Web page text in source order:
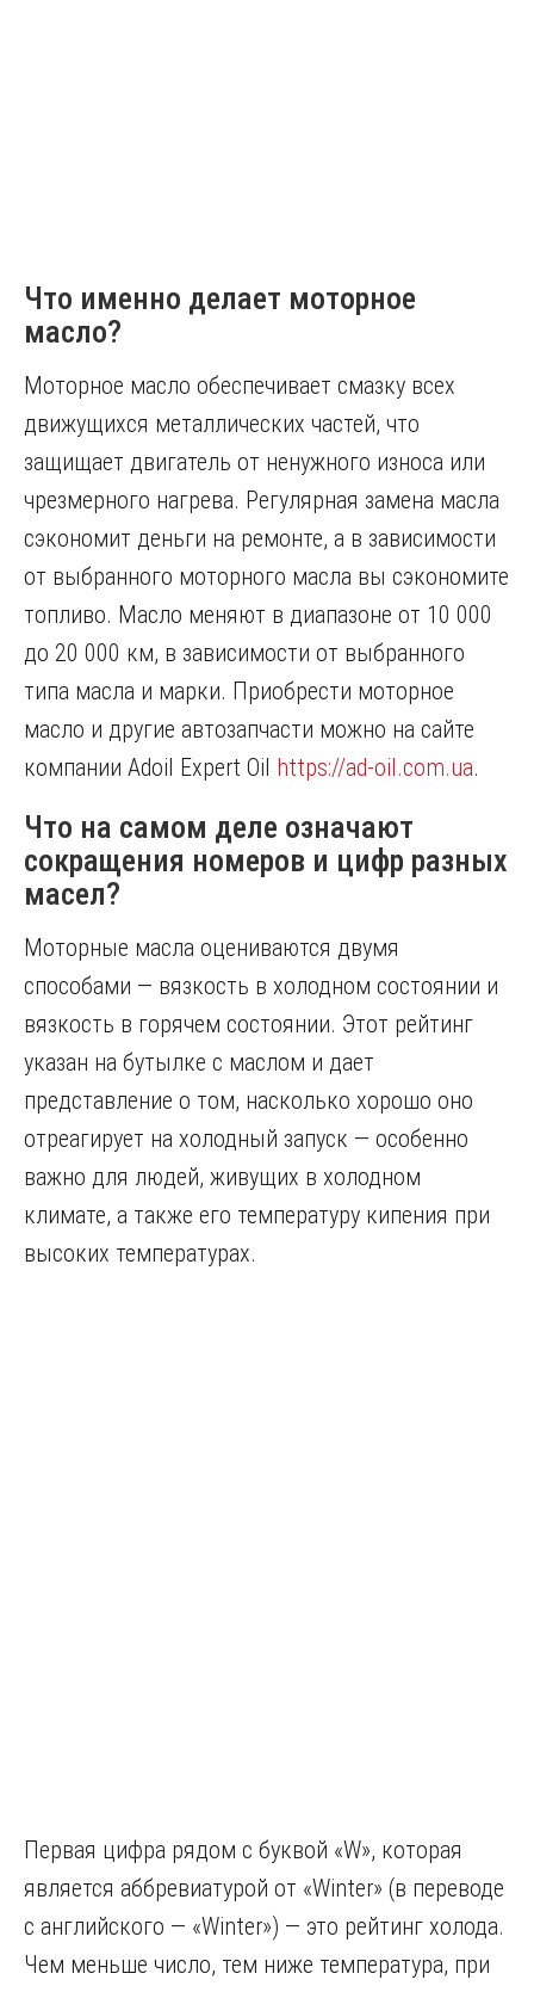
Что именно делает моторное
масло?
Моторное масло обеспечивает смазку всех
движущихся металлических частей, что
защищает двигатель от ненужного износа или
чрезмерного нагрева. Регулярная замена масла
сэкономит деньги на ремонте, а в зависимости
от выбранного моторного масла вы сэкономите
топливо. Масло меняют в диапазоне от 10 000
до 20 000 км, в зависимости от выбранного
типа масла и марки. Приобрести моторное
масло и другие автозапчасти можно на сайте
компании Adoil Expert Oil https://ad-oil.com.ua.
Что на самом деле означают
сокращения номеров и цифр разных
масел?
Моторные масла оцениваются двумя
способами — вязкость в холодном состоянии и
вязкость в горячем состоянии. Этот рейтинг
указан на бутылке с маслом и дает
представление о том, насколько хорошо оно
отреагирует на холодный запуск — особенно
важно для людей, живущих в холодном
климате, а также его температуру кипения при
высоких температурах.
Первая цифра рядом с буквой «W», которая
является аббревиатурой от «Winter» (в переводе
с английского — «Winter») — это рейтинг холода.
Чем меньше число, тем ниже температура, при